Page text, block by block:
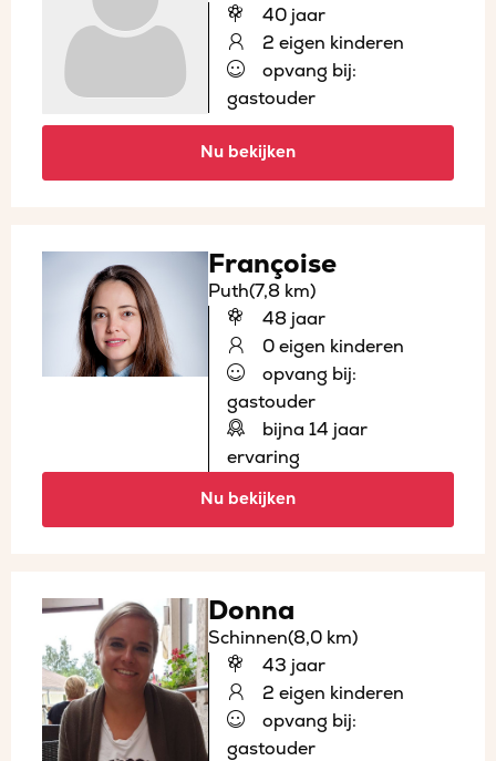
40 jaar
2 eigen kinderen
opvang bij:
gastouder
Nu bekijken
Françoise
Puth(7,8 km)
48 jaar
0 eigen kinderen
opvang bij:
gastouder
bijna 14 jaar
ervaring
Nu bekijken
Donna
Schinnen(8,0 km)
43 jaar
2 eigen kinderen
opvang bij:
gastouder